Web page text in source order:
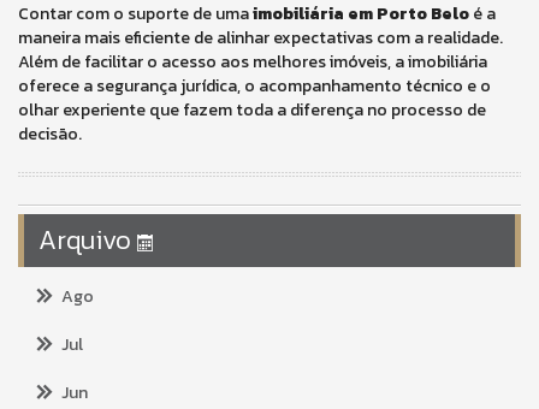
Contar com o suporte de umaimobiliária em Porto Beloé a
maneira mais eficiente de alinhar expectativas com a realidade.
Além de facilitar o acesso aos melhores imóveis, a imobiliária
oferece a segurança jurídica, o acompanhamento técnico e o
olhar experiente que fazem toda a diferença no processo de
decisão.
Arquivo
Ago
Jul
Jun